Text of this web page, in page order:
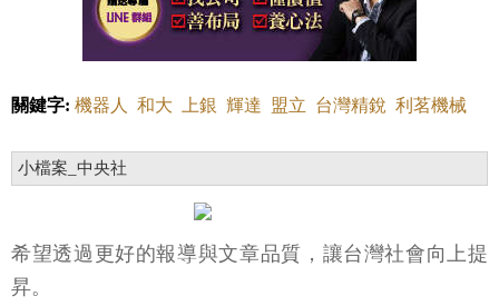
關鍵字: 機器人 和大 上銀 輝達 盟立 台灣精銳 利茗機械
小檔案_中央社
希望透過更好的報導與文章品質，讓台灣社會向上提
昇。